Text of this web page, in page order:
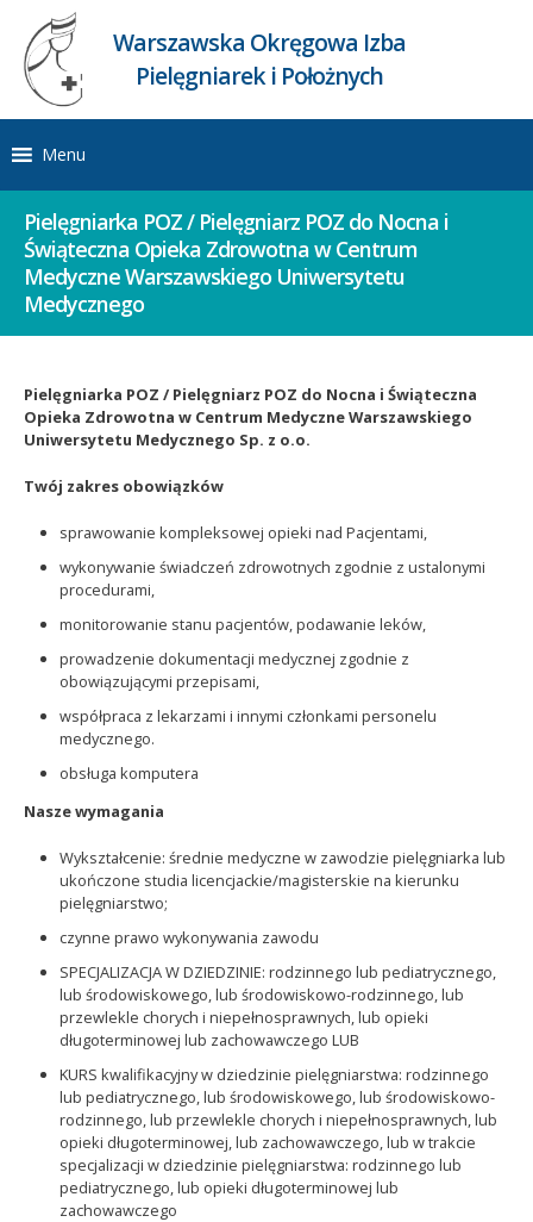
Warszawska Okręgowa Izba
Pielęgniarek i Położnych
Menu
Pielęgniarka POZ / Pielęgniarz POZ do Nocna i
Świąteczna Opieka Zdrowotna w Centrum
Medyczne Warszawskiego Uniwersytetu
Medycznego
Pielęgniarka POZ / Pielęgniarz POZ do Nocna i Świąteczna
Opieka Zdrowotna w Centrum Medyczne Warszawskiego
Uniwersytetu Medycznego Sp. z o.o.
Twój zakres obowiązków
sprawowanie kompleksowej opieki nad Pacjentami,
wykonywanie świadczeń zdrowotnych zgodnie z ustalonymi
procedurami,
monitorowanie stanu pacjentów, podawanie leków,
prowadzenie dokumentacji medycznej zgodnie z
obowiązującymi przepisami,
współpraca z lekarzami i innymi członkami personelu
medycznego.
obsługa komputera
Nasze wymagania
Wykształcenie: średnie medyczne w zawodzie pielęgniarka lub
ukończone studia licencjackie/magisterskie na kierunku
pielęgniarstwo;
czynne prawo wykonywania zawodu
SPECJALIZACJA W DZIEDZINIE: rodzinnego lub pediatrycznego,
lub środowiskowego, lub środowiskowo-rodzinnego, lub
przewlekle chorych i niepełnosprawnych, lub opieki
długoterminowej lub zachowawczego LUB
KURS kwalifikacyjny w dziedzinie pielęgniarstwa: rodzinnego
lub pediatrycznego, lub środowiskowego, lub środowiskowo-
rodzinnego, lub przewlekle chorych i niepełnosprawnych, lub
opieki długoterminowej, lub zachowawczego, lub w trakcie
specjalizacji w dziedzinie pielęgniarstwa: rodzinnego lub
pediatrycznego, lub opieki długoterminowej lub
zachowawczego